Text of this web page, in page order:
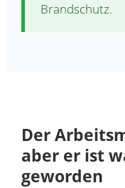
Brandschutz.
Der
aber er ist
geworden